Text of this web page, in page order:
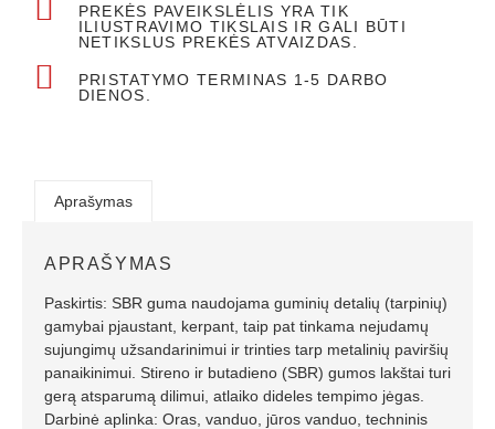
PREKĖS PAVEIKSLĖLIS YRA TIK
ILIUSTRAVIMO TIKSLAIS IR GALI BŪTI
NETIKSLUS PREKĖS ATVAIZDAS.
PRISTATYMO TERMINAS 1-5 DARBO
DIENOS.
Aprašymas
APRAŠYMAS
Paskirtis: SBR guma naudojama guminių detalių (tarpinių)
gamybai pjaustant, kerpant, taip pat tinkama nejudamų
sujungimų užsandarinimui ir trinties tarp metalinių paviršių
panaikinimui. Stireno ir butadieno (SBR) gumos lakštai turi
gerą atsparumą dilimui, atlaiko dideles tempimo jėgas.
Darbinė aplinka: Oras, vanduo, jūros vanduo, techninis